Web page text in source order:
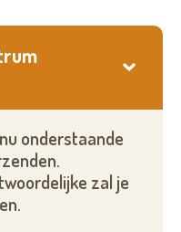
onderstaande
zal je